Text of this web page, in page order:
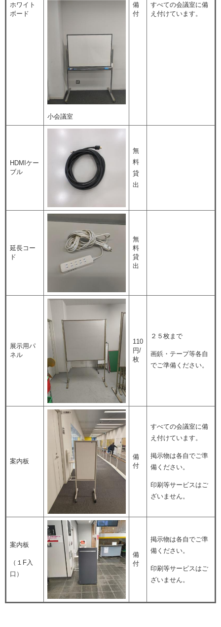
ホワイト
ボード
小会議室
備
付
すべての会議室に備
え付けています。
HDMIケー
ブル
無
料
貸
出
延長コー
ド
無
料
貸
出
展示用パ
ネル
110
円/
枚
２５枚まで
画鋲・テープ等各自
でご準備ください。
案内板
備
付
すべての会議室に備
え付けています。
掲示物は各自でご準
備ください。
印刷等サービスはご
ざいません。
案内板
（１F入
口）
備
付
掲示物は各自でご準
備ください。
印刷等サービスはご
ざいません。